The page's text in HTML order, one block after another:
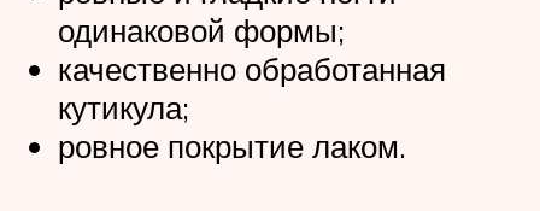
одинаковой формы;
качественно обработанная
кутикула;
ровное покрытие лаком.